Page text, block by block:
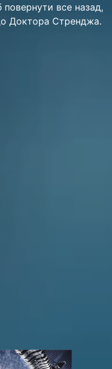
повернути все назад,
Доктора Стренджа.